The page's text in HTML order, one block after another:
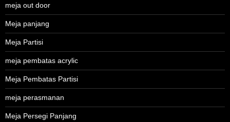
meja out door
Meja panjang
Meja Partisi
meja pembatas acrylic
Meja Pembatas Partisi
meja perasmanan
Meja Persegi Panjang